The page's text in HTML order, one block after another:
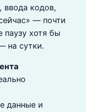
ввода кодов,
— почти
паузу хотя бы
на сутки.
данные и